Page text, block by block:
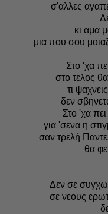
σ'αλλες
κι αμα
μια που σου
Στο 'χα
στο τελος
τι
δεν
Στο 'χα
για 'σενα η
σαν τρελή
θα
Δεν σε
σε νεους